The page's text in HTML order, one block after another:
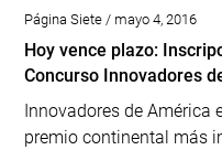
Página Siete / mayo 4, 2016
Hoy vence plazo:
Concurso Innovadores
Innovadores de América
premio continental más